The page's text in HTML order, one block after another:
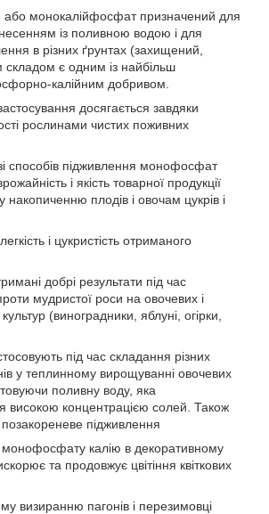
монокалійфосфат призначений для
із поливною водою і для
в різних ґрунтах (захищений,
складом є одним із найбільш
калійним добривом.
досягається завдяки
рослинами чистих поживних
способів підживлення монофосфат
і якість товарної продукції
плодів і овочам цукрів і
і цукристість отриманого
добрі результати під час
мудристої роси на овочевих і
(виноградники, яблуні, огірки,
під час складання різних
у теплинному вирощуванні овочевих
поливну воду, яка
високою концентрацією солей. Також
підживлення
монофосфату калію в декоративному
та продовжує цвітіння квіткових
визиранню пагонів і перезимовці